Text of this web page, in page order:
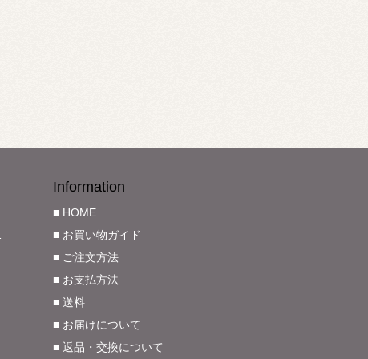
Information
■ HOME
■ お買い物ガイド
■ ご注文方法
■ お支払方法
■ 送料
■ お届けについて
■ 返品・交換について